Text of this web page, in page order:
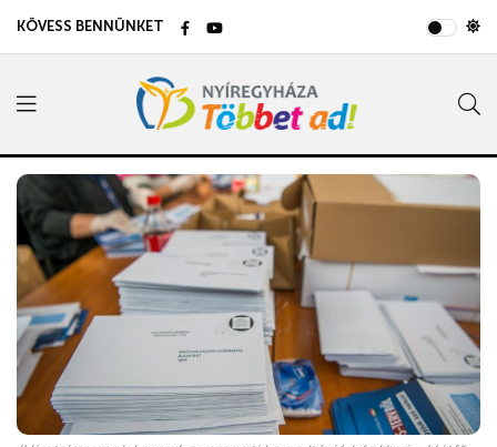
KÖVESS BENNÜNKET